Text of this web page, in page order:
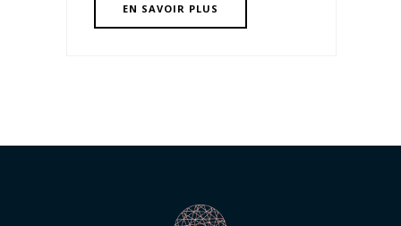
EN SAVOIR PLUS